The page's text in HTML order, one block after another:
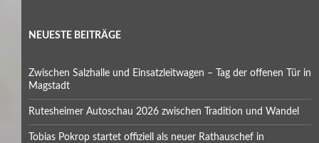
NEUESTE BEITRÄGE
Zwischen Salzhalle und Einsatzleitwagen – Tag der offenen Tür in
Magstadt
Rutesheimer Autoschau 2026 zwischen Tradition und Wandel
Tobias Pokrop startet offiziell als neuer Rathauschef in